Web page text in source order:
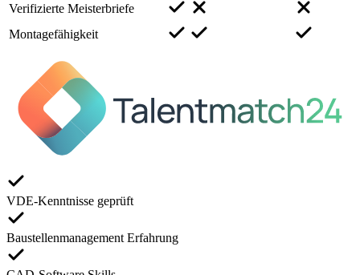
Verifizierte Meisterbriefe
Montagefähigkeit
VDE-Kenntnisse geprüft
Baustellenmanagement Erfahrung